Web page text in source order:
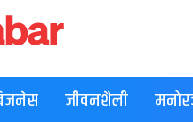
जीवनशैली